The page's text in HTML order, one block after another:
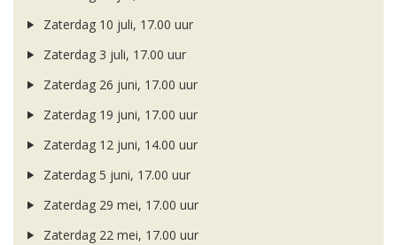
Zaterdag 10 juli, 17.00 uur
Zaterdag 3 juli, 17.00 uur
Zaterdag 26 juni, 17.00 uur
Zaterdag 19 juni, 17.00 uur
Zaterdag 12 juni, 14.00 uur
Zaterdag 5 juni, 17.00 uur
Zaterdag 29 mei, 17.00 uur
Zaterdag 22 mei, 17.00 uur